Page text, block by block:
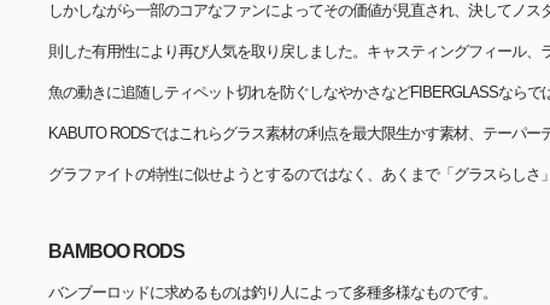
しかしながら一部のコアなファンによってその価値が見直され、決してノス
則した有用性により再び人気を取り戻しました。キャスティングフィール、
魚の動きに追随しティペット切れを防ぐしなやかさなどFIBERGLASSならで
KABUTO RODSではこれらグラス素材の利点を最大限生かす素材、テーパー
グラファイトの特性に似せようとするのではなく、あくまで「グラスらしさ
BAMBOO RODS
バンブーロッドに求めるものは釣り人によって多種多様なものです。